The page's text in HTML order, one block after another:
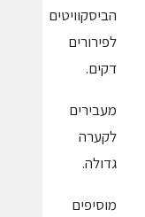
הביסקוויטים
לפירורים
דקים.
מעבירים
לקערה
גדולה.
מוסיפים